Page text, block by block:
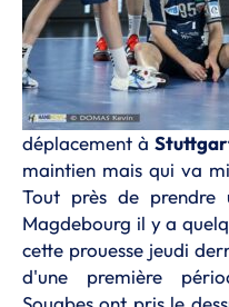
déplacement à
maintien mais qui va
Tout près de
Magdebourg il y a
cette prouesse jeudi
d'une première